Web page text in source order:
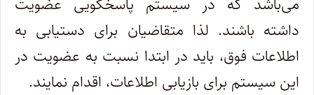
داشته باشند. لذا متقاضیان برای دستیابی به
اطلاعات فوق، باید در ابتدا نسبت به عضویت در
این سیستم برای بازیابی اطلاعات، اقدام نمایند.